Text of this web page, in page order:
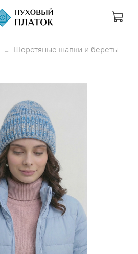
Шерстяные шапки и береты